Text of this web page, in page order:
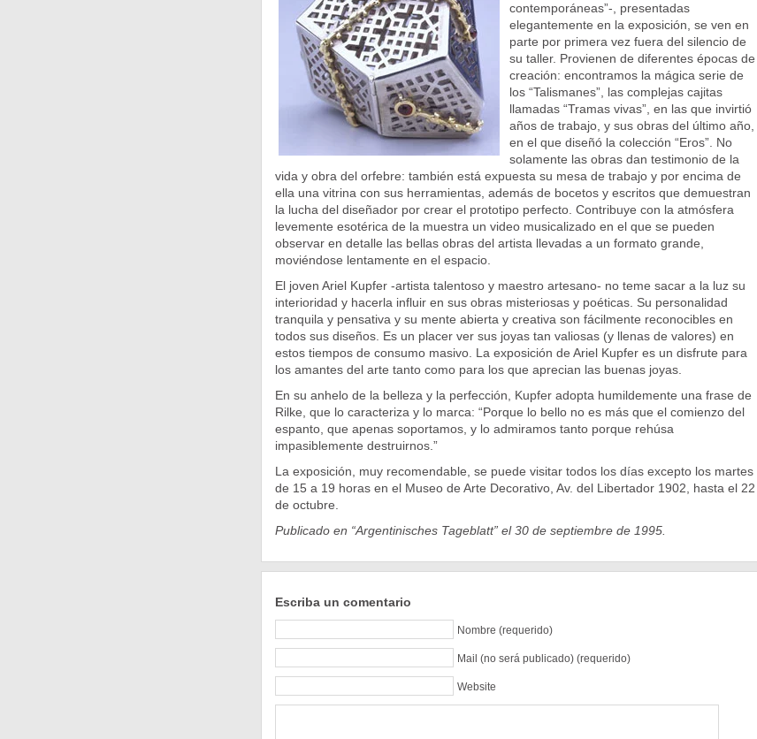
contemporáneas”-, presentadas
elegantemente en la exposición, se ven en
parte por primera vez fuera del silencio de
su taller. Provienen de diferentes épocas de
creación: encontramos la mágica serie de
los “Talismanes”, las complejas cajitas
llamadas “Tramas vivas”, en las que invirtió
años de trabajo, y sus obras del último año,
en el que diseñó la colección “Eros”. No
solamente las obras dan testimonio de la
vida y obra del orfebre: también está expuesta su mesa de trabajo y por encima de
ella una vitrina con sus herramientas, además de bocetos y escritos que demuestran
la lucha del diseñador por crear el prototipo perfecto. Contribuye con la atmósfera
levemente esotérica de la muestra un video musicalizado en el que se pueden
observar en detalle las bellas obras del artista llevadas a un formato grande,
moviéndose lentamente en el espacio.
El joven Ariel Kupfer -artista talentoso y maestro artesano- no teme sacar a la luz su
interioridad y hacerla influir en sus obras misteriosas y poéticas. Su personalidad
tranquila y pensativa y su mente abierta y creativa son fácilmente reconocibles en
todos sus diseños. Es un placer ver sus joyas tan valiosas (y llenas de valores) en
estos tiempos de consumo masivo. La exposición de Ariel Kupfer es un disfrute para
los amantes del arte tanto como para los que aprecian las buenas joyas.
En su anhelo de la belleza y la perfección, Kupfer adopta humildemente una frase de
Rilke, que lo caracteriza y lo marca: “Porque lo bello no es más que el comienzo del
espanto, que apenas soportamos, y lo admiramos tanto porque rehúsa
impasiblemente destruirnos.”
La exposición, muy recomendable, se puede visitar todos los días excepto los martes
de 15 a 19 horas en el Museo de Arte Decorativo, Av. del Libertador 1902, hasta el 22
de octubre.
Publicado en “Argentinisches Tageblatt” el 30 de septiembre de 1995.
Escriba un comentario
Nombre (requerido)
Mail (no será publicado) (requerido)
Website